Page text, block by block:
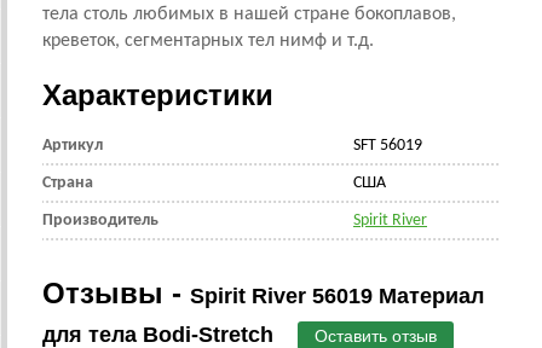
тела столь любимых в нашей стране бокоплавов,
креветок, сегментарных тел нимф и т.д.
Характеристики
Артикул SFT 56019
Страна CША
Производитель Spirit River
Отзывы - Spirit River 56019 Материал
для тела Bodi-Stretch
Оставить отзыв